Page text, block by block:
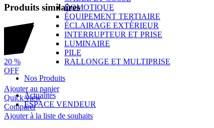
DOMOTIQUE
ÉQUIPEMENT TERTIAIRE
ÉCLAIRAGE EXTÉRIEUR
INTERRUPTEUR ET PRISE
LUMINAIRE
PILE
RALLONGE ET MULTIPRISE
Nos Produits
Actualités
ESPACE VENDEUR
Produits similaires
20 %
OFF
Ajouter au panier
Quick view
Comparer
Ajouter à la liste de souhaits